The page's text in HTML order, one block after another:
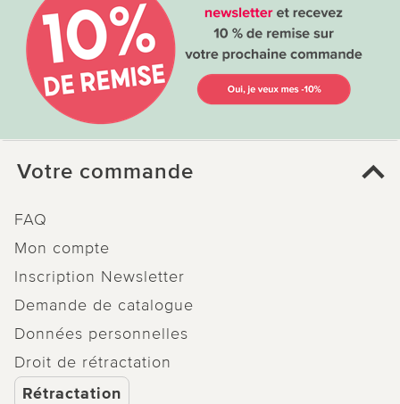
Votre commande
FAQ
Mon compte
Inscription Newsletter
Demande de catalogue
Données personnelles
Droit de rétractation
Rétractation